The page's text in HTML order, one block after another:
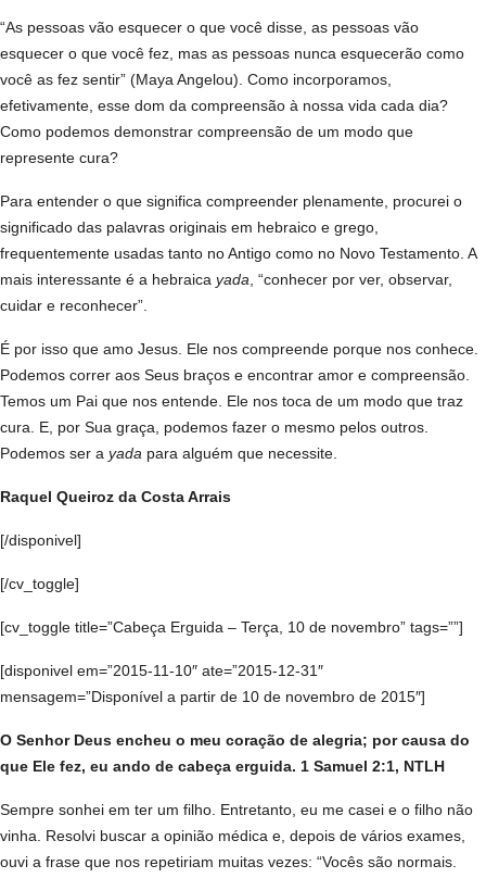
“As pessoas vão esquecer o que você disse, as pessoas vão
esquecer o que você fez, mas as pessoas nunca esquecerão como
você as fez sentir” (Maya Angelou). Como incorporamos,
efetivamente, esse dom da compreensão à nossa vida cada dia?
Como podemos demonstrar compreensão de um modo que
represente cura?
Para entender o que significa compreender plenamente, procurei o
significado das palavras originais em hebraico e grego,
frequentemente usadas tanto no Antigo como no Novo Testamento. A
mais interessante é a hebraica yada , “conhecer por ver, observar,
cuidar e reconhecer”.
É por isso que amo Jesus. Ele nos compreende porque nos conhece.
Podemos correr aos Seus braços e encontrar amor e compreensão.
Temos um Pai que nos entende. Ele nos toca de um modo que traz
cura. E, por Sua graça, podemos fazer o mesmo pelos outros.
Podemos ser a yada para alguém que necessite.
Raquel Queiroz da Costa Arrais
[/disponivel]
[/cv_toggle]
[cv_toggle title=”Cabeça Erguida – Terça, 10 de novembro” tags=””]
[disponivel em=”2015-11-10″ ate=”2015-12-31″
mensagem=”Disponível a partir de 10 de novembro de 2015″]
O Senhor Deus encheu o meu coração de alegria; por causa do
que Ele fez, eu ando de cabeça erguida. 1 Samuel 2:1, NTLH
Sempre sonhei em ter um filho. Entretanto, eu me casei e o filho não
vinha. Resolvi buscar a opinião médica e, depois de vários exames,
ouvi a frase que nos repetiriam muitas vezes: “Vocês são normais.